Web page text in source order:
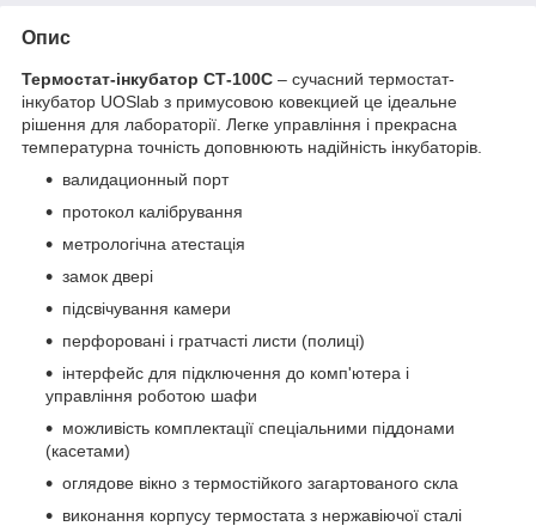
Опис
Термостат-інкубатор СТ-100С – сучасний термостат-
інкубатор UOSlab з примусовою ковекцией це ідеальне
рішення для лабораторії. Легке управління і прекрасна
температурна точність доповнюють надійність інкубаторів.
валидационный порт
протокол калібрування
метрологічна атестація
замок двері
підсвічування камери
перфоровані і гратчасті листи (полиці)
інтерфейс для підключення до комп'ютера і
управління роботою шафи
можливість комплектації спеціальними піддонами
(касетами)
оглядове вікно з термостійкого загартованого скла
виконання корпусу термостата з нержавіючої сталі